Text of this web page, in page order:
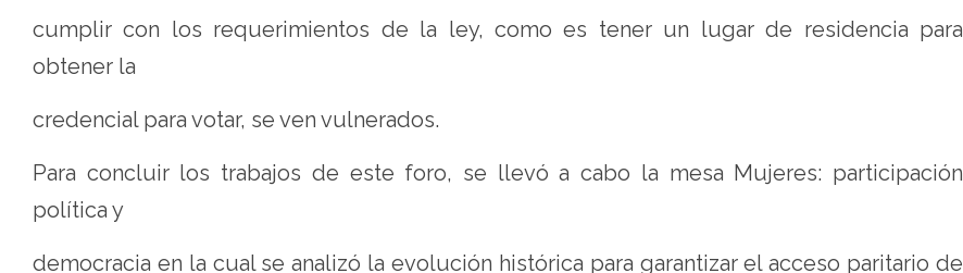
cumplir con los requerimientos de la ley, como es tener un lugar de residencia para
obtener la
credencial para votar, se ven vulnerados.
Para concluir los trabajos de este foro, se llevó a cabo la mesa Mujeres: participación
política y
democracia en la cual se analizó la evolución histórica para garantizar el acceso paritario de